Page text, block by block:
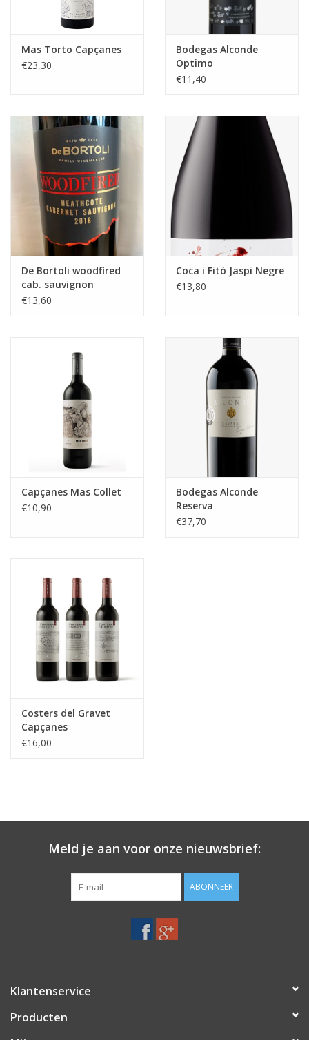
Mas Torto Capçanes
€23,30
Bodegas Alconde
Optimo
€11,40
De Bortoli woodfired
cab. sauvignon
€13,60
Coca i Fitó Jaspi Negre
€13,80
Capçanes Mas Collet
€10,90
Bodegas Alconde
Reserva
€37,70
Costers del Gravet
Capçanes
€16,00
Meld je aan voor onze nieuwsbrief:
ABONNEER
Klantenservice
Producten